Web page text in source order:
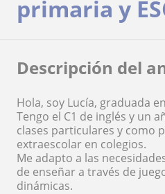
primaria y
Descripción del
Hola, soy Lucía, graduada
Tengo el C1 de inglés y un
clases particulares y como
extraescolar en colegios.
Me adapto a las
de enseñar a través de
dinámicas.